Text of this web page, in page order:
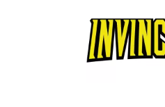
Legújabb cuccok
Akciós ajánlatok